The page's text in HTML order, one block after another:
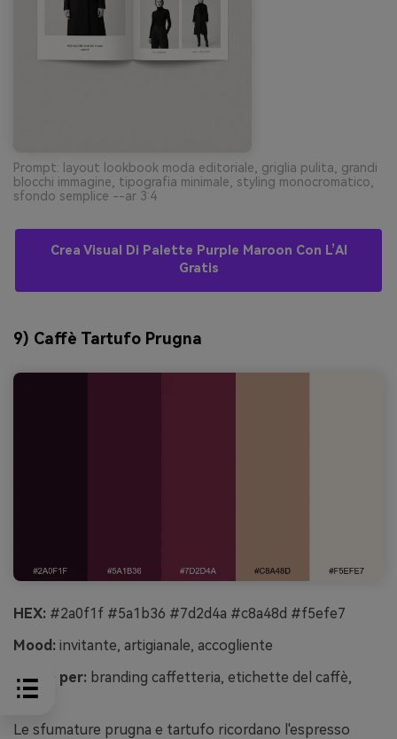
Prompt: layout lookbook moda editoriale, griglia pulita, grandi
blocchi immagine, tipografia minimale, styling monocromatico,
sfondo semplice --ar 3:4
Crea Visual Di Palette Purple Maroon Con L’AI
Gratis
9) Caffè Tartufo Prugna
HEX: #2a0f1f #5a1b36 #7d2d4a #c8a48d #f5efe7
Mood: invitante, artigianale, accogliente
Ideale per: branding caffetteria, etichette del caffè,
menù
Le sfumature prugna e tartufo ricordano l'espresso